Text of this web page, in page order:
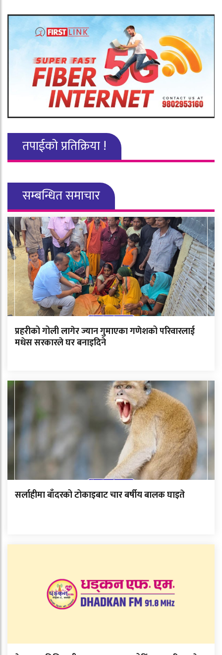
तपाईको प्रतिक्रिया !
सम्बन्धित समाचार
प्रहरीको गोली लागेर ज्यान गुमाएका गणेशको परिवारलाई
मधेस सरकारले घर बनाइदिने
सर्लाहीमा बाँदरको टोकाइबाट चार बर्षीय बालक घाइते